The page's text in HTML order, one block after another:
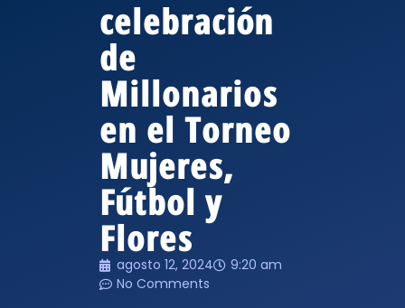
celebración
de
Millonarios
en el Torneo
Mujeres,
Fútbol y
Flores
agosto 12, 2024
9:20 am
No Comments